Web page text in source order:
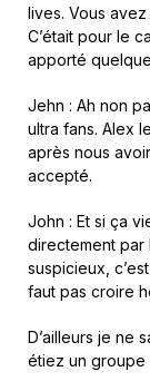
lives. Vous
C’était pour le
apporté
Jehn : Ah non
ultra fans. Alex
après nous
accepté.
John : Et si ça
directement par
suspicieux,
faut pas croire
D’ailleurs je ne
étiez un groupe